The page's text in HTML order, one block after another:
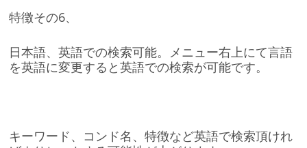
特徴その6、
日本語、英語での検索可能。メニュー右上にて言語
を英語に変更すると英語での検索が可能です。
キーワード、コンド名、特徴など英語で検索頂けれ